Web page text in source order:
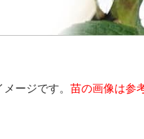
ージです。 苗の画像は参